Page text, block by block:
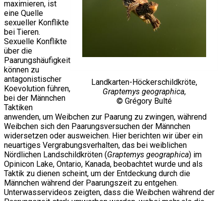
Landkarten-Höckerschildkröte,
Graptemys geographica,
© Grégory Bulté
maximieren, ist
eine Quelle
sexueller Konflikte
bei Tieren.
Sexuelle Konflikte
über die
Paarungshäufigkeit
können zu
antagonistischer
Koevolution führen,
bei der Männchen
Taktiken
anwenden, um Weibchen zur Paarung zu zwingen, während
Weibchen sich den Paarungsversuchen der Männchen
widersetzen oder ausweichen. Hier berichten wir über ein
neuartiges Vergrabungsverhalten, das bei weiblichen
Nördlichen Landschildkröten (Graptemys geographica) im
Opinicon Lake, Ontario, Kanada, beobachtet wurde und als
Taktik zu dienen scheint, um der Entdeckung durch die
Männchen während der Paarungszeit zu entgehen.
Unterwasservideos zeigten, dass die Weibchen während der